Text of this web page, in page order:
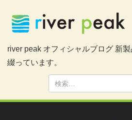
river peak オフィシャルブログ 新
綴っています。
索: